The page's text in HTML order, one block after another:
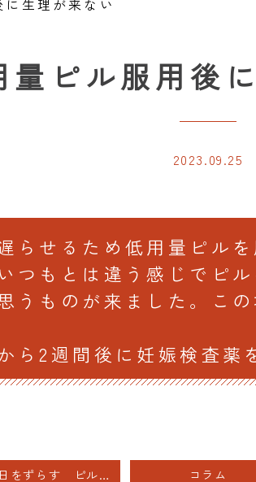
生理が来ない
量ピル服用後
2023.09.25
らせるため低用量ピル
つもとは違う感じでピ
うものが来ました。こ
ら2週間後に妊娠検査薬
生理日をずらす ピルの服用 コラム